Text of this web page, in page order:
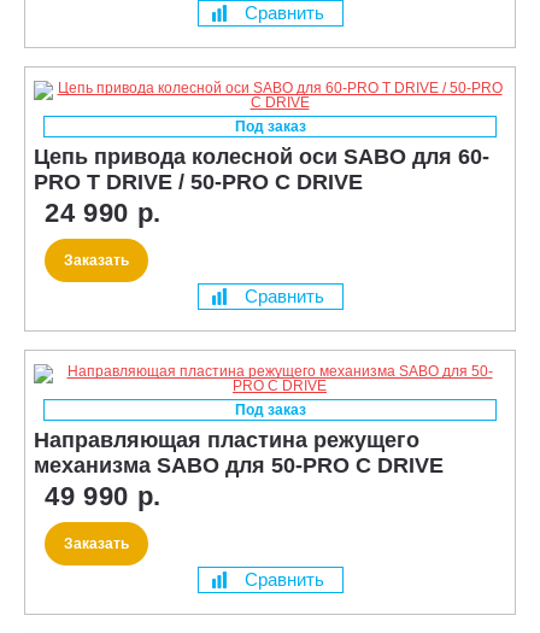
Сравнить
Под заказ
Цепь привода колесной оси SABO для 60-
PRO T DRIVE / 50-PRO C DRIVE
24 990 р.
Заказать
Сравнить
Под заказ
Направляющая пластина режущего
механизма SABO для 50-PRO C DRIVE
49 990 р.
Заказать
Сравнить